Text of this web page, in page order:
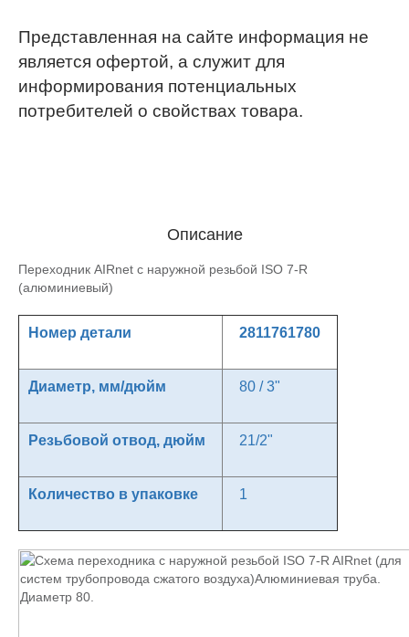
Представленная на сайте информация не
является офертой, а служит для
информирования потенциальных
потребителей о свойствах товара.
Описание
Переходник AIRnet с наружной резьбой ISO 7-R
(алюминиевый)
Номер детали 2811761780
Диаметр, мм/дюйм 80 / 3"
Резьбовой отвод, дюйм 21/2"
Количество в упаковке 1